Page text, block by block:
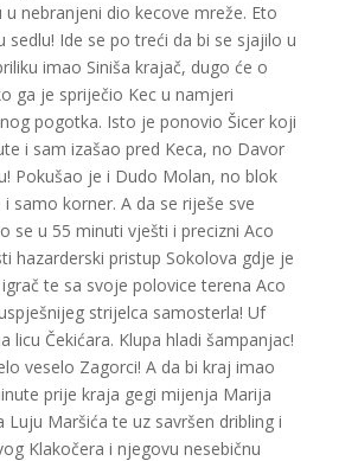
nebranjeni dio kecove mreže. Eto
sedlu! Ide se po treći da bi se sjajilo u
imao Siniša krajač, dugo će o
ga je spriječio Kec u namjeri
pogotka. Isto je ponovio Šicer koji
i sam izašao pred Keca, no Davor
Pokušao je i Dudo Molan, no blok
samo korner. A da se riješe sve
se u 55 minuti vješti i precizni Aco
hazarderski pristup Sokolova gdje je
te sa svoje polovice terena Aco
strijelca samosterla! Uf
licu Čekićara. Klupa hladi šampanjac!
veselo Zagorci! A da bi kraj imao
prije kraja gegi mijenja Marija
Luju Maršića te uz savršen dribling i
Klakočera i njegovu nesebičnu